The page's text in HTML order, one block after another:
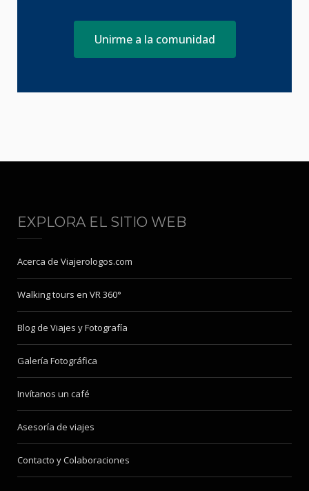
Unirme a la comunidad
EXPLORA EL SITIO WEB
Acerca de Viajerologos.com
Walking tours en VR 360°
Blog de Viajes y Fotografía
Galería Fotográfica
Invítanos un café
Asesoría de viajes
Contacto y Colaboraciones